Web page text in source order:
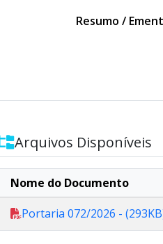
Resumo /
Arquivos Disponíveis
Nome do Documento
Portaria 072/2026 -